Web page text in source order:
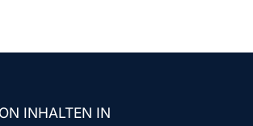
INHALTEN IN